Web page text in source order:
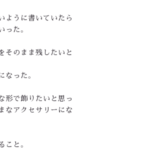
ように書いていたら
た。
そのまま残したいと
なった。
形で飾りたいと思っ
なアクセサリーにな
と。